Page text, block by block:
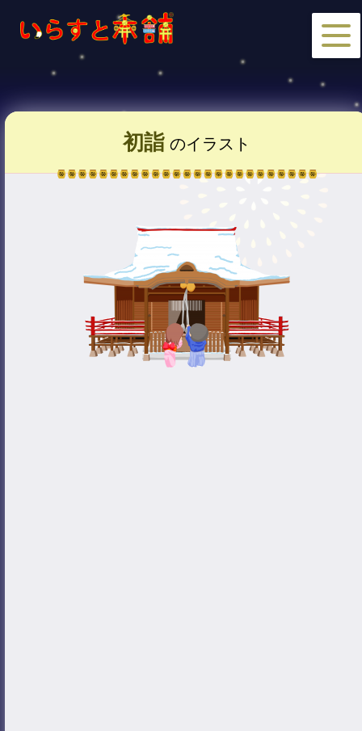
初詣 のイラスト